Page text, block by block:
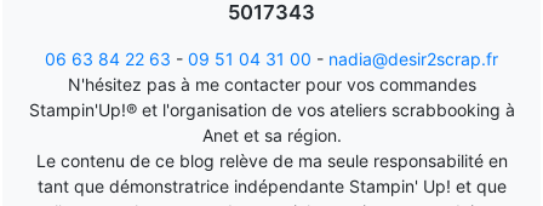
5017343
06 63 84 22 63 - 09 51 04 31 00 - nadia@desir2scrap.fr
N'hésitez pas à me contacter pour vos commandes
Stampin'Up!® et l'organisation de vos ateliers scrabbooking à
Anet et sa région.
Le contenu de ce blog relève de ma seule responsabilité en
tant que démonstratrice indépendante Stampin' Up! et que